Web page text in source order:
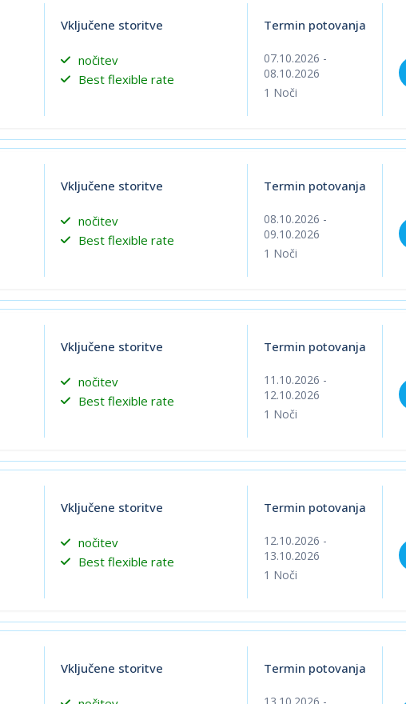
Vključene storitve
nočitev
Best flexible rate
Termin potovanja
07.10.2026 -
08.10.2026
1 Noči
Vključene storitve
nočitev
Best flexible rate
Termin potovanja
08.10.2026 -
09.10.2026
1 Noči
Vključene storitve
nočitev
Best flexible rate
Termin potovanja
11.10.2026 -
12.10.2026
1 Noči
Vključene storitve
nočitev
Best flexible rate
Termin potovanja
12.10.2026 -
13.10.2026
1 Noči
Vključene storitve Termin potovanja